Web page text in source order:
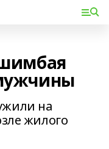
на
жилого